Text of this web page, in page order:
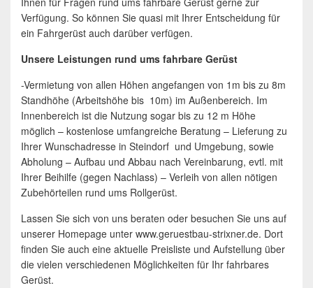
Verfügung. So können Sie quasi mit Ihrer Entscheidung für
ein Fahrgerüst auch darüber verfügen.
Unsere Leistungen rund ums fahrbare Gerüst
-Vermietung von allen Höhen angefangen von 1m bis zu 8m
Standhöhe (Arbeitshöhe bis 10m) im Außenbereich. Im
Innenbereich ist die Nutzung sogar bis zu 12 m Höhe
möglich – kostenlose umfangreiche Beratung – Lieferung zu
Ihrer Wunschadresse in Steindorf und Umgebung, sowie
Abholung – Aufbau und Abbau nach Vereinbarung, evtl. mit
Ihrer Beihilfe (gegen Nachlass) – Verleih von allen nötigen
Zubehörteilen rund ums Rollgerüst.
Lassen Sie sich von uns beraten oder besuchen Sie uns auf
unserer Homepage unter www.geruestbau-strixner.de. Dort
finden Sie auch eine aktuelle Preisliste und Aufstellung über
die vielen verschiedenen Möglichkeiten für Ihr fahrbares
Gerüst.